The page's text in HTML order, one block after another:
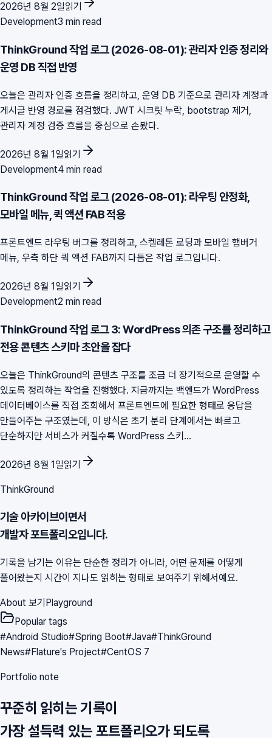
2026년 8월 2일읽기
Development3 min read
ThinkGround 작업 로그 (2026-08-01): 관리자 인증 정리와
운영 DB 직접 반영
오늘은 관리자 인증 흐름을 정리하고, 운영 DB 기준으로 관리자 계정과
게시글 반영 경로를 점검했다. JWT 시크릿 누락, bootstrap 제거,
관리자 계정 검증 흐름을 중심으로 손봤다.
2026년 8월 1일읽기
Development4 min read
ThinkGround 작업 로그 (2026-08-01): 라우팅 안정화,
모바일 메뉴, 퀵 액션 FAB 적용
프론트엔드 라우팅 버그를 정리하고, 스켈레톤 로딩과 모바일 햄버거
메뉴, 우측 하단 퀵 액션 FAB까지 다듬은 작업 로그입니다.
2026년 8월 1일읽기
Development2 min read
ThinkGround 작업 로그 3: WordPress 의존 구조를 정리하고
전용 콘텐츠 스키마 초안을 잡다
오늘은 ThinkGround의 콘텐츠 구조를 조금 더 장기적으로 운영할 수
있도록 정리하는 작업을 진행했다. 지금까지는 백엔드가 WordPress
데이터베이스를 직접 조회해서 프론트엔드에 필요한 형태로 응답을
만들어주는 구조였는데, 이 방식은 초기 분리 단계에서는 빠르고
단순하지만 서비스가 커질수록 WordPress 스키...
2026년 8월 1일읽기
ThinkGround
기술 아카이브이면서
개발자 포트폴리오입니다.
기록을 남기는 이유는 단순한 정리가 아니라, 어떤 문제를 어떻게
풀어왔는지 시간이 지나도 읽히는 형태로 보여주기 위해서예요.
About 보기Playground
Popular tags
#Android Studio#Spring Boot#Java#ThinkGround
News#Flature's Project#CentOS 7
Portfolio note
꾸준히 읽히는 기록이
가장 설득력 있는 포트폴리오가 되도록